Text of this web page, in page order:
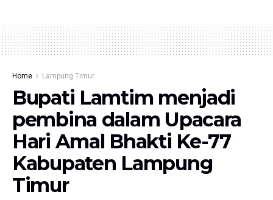
Home Lampung Timur
Bupati Lamtim menjadi
pembina dalam Upacara
Hari Amal Bhakti Ke-77
Kabupaten Lampung
Timur